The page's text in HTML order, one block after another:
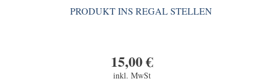
PRODUKT INS REGAL STELLEN
15,00€
inkl. MwSt